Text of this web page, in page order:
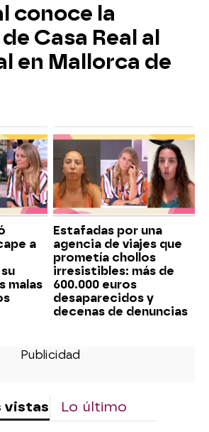
conoce la
Casa Real al
en Mallorca de
a
malas
Estafadas por una
agencia de viajes que
prometía chollos
irresistibles: más de
600.000 euros
desaparecidos y
decenas de denuncias
vistas Lo último